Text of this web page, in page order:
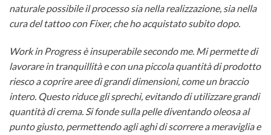
naturale possibile il processo sia nella realizzazione, sia nella
cura del tattoo con Fixer, che ho acquistato subito dopo.
Work in Progress è insuperabile secondo me. Mi permette di
lavorare in tranquillità e con una piccola quantità di prodotto
riesco a coprire aree di grandi dimensioni, come un braccio
intero. Questo riduce gli sprechi, evitando di utilizzare grandi
quantità di crema. Si fonde sulla pelle diventando oleosa al
punto giusto, permettendo agli aghi di scorrere a meraviglia e